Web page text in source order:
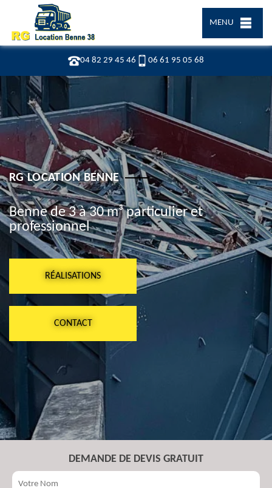
04 82 29 45 46 06 61 95 05 68
MENU
RG LOCATION BENNE
Benne de 3 à 30 m³ particulier et
professionnel
RÉALISATIONS
CONTACT
DEMANDE DE DEVIS GRATUIT